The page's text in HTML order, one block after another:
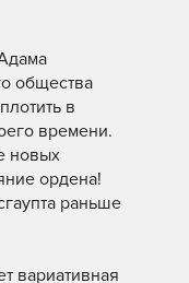
общества
в
времени.
новых
ордена!
раньше
вариативная